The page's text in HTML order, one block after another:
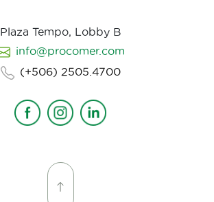
Plaza Tempo, Lobby B
info@procomer.com
(+506) 2505.4700